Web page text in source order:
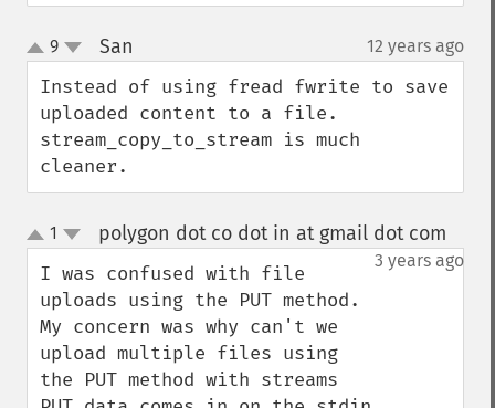
up
down
9 San 12 years ago
Instead of using fread fwrite to save
uploaded content to a file.
stream_copy_to_stream is much
cleaner.
up
down
1 polygon dot co dot in at gmail dot com
3 years ago
I was confused with file
uploads using the PUT method.
My concern was why can't we
upload multiple files using
the PUT method with streams